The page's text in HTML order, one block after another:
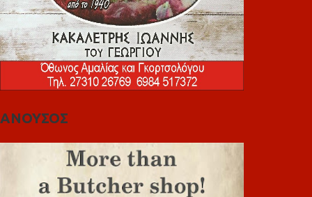
ΑΝΟΥΣΟΣ